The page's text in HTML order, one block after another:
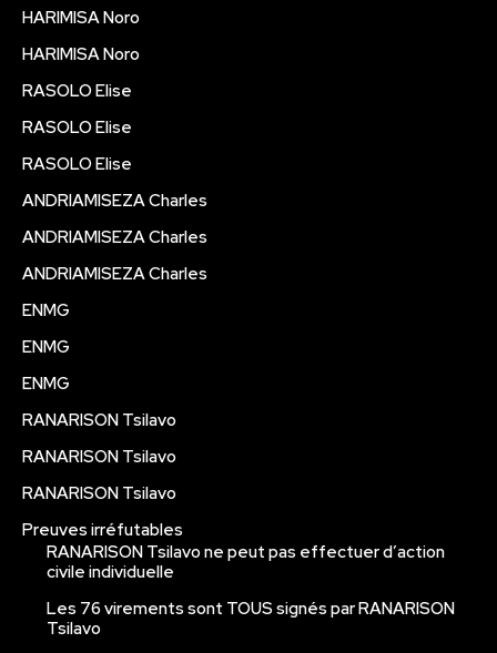
HARIMISA Noro
HARIMISA Noro
RASOLO Elise
RASOLO Elise
RASOLO Elise
ANDRIAMISEZA Charles
ANDRIAMISEZA Charles
ANDRIAMISEZA Charles
ENMG
ENMG
ENMG
RANARISON Tsilavo
RANARISON Tsilavo
RANARISON Tsilavo
Preuves irréfutables
RANARISON Tsilavo ne peut pas effectuer d’action
civile individuelle
Les 76 virements sont TOUS signés par RANARISON
Tsilavo